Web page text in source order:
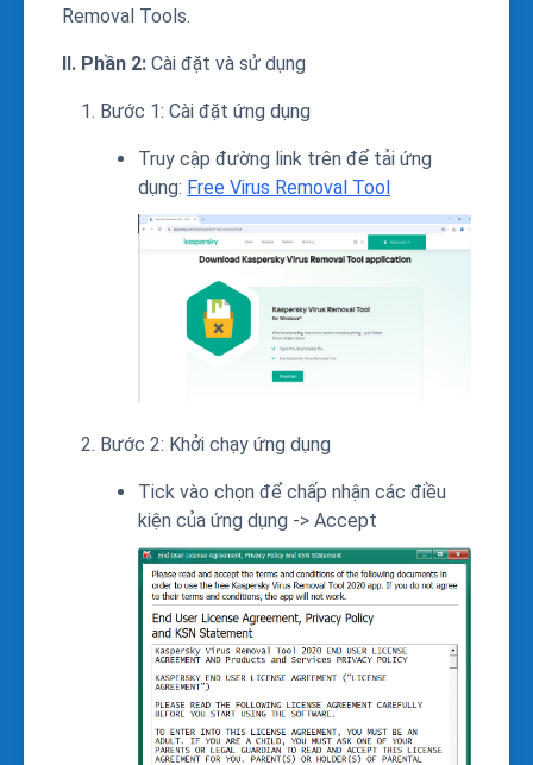
Removal Tools.
II. Phần 2: Cài đặt và sử dụng
Bước 1: Cài đặt ứng dụng
Truy cập đường link trên để tải ứng
dụng: Free Virus Removal Tool
Bước 2: Khởi chạy ứng dụng
Tick vào chọn để chấp nhận các điều
kiện của ứng dụng -> Accept